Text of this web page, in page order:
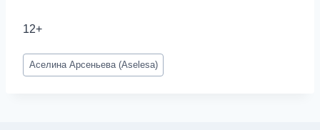
12+
Метки
записи:
Аселина Арсеньева (Aselesa)